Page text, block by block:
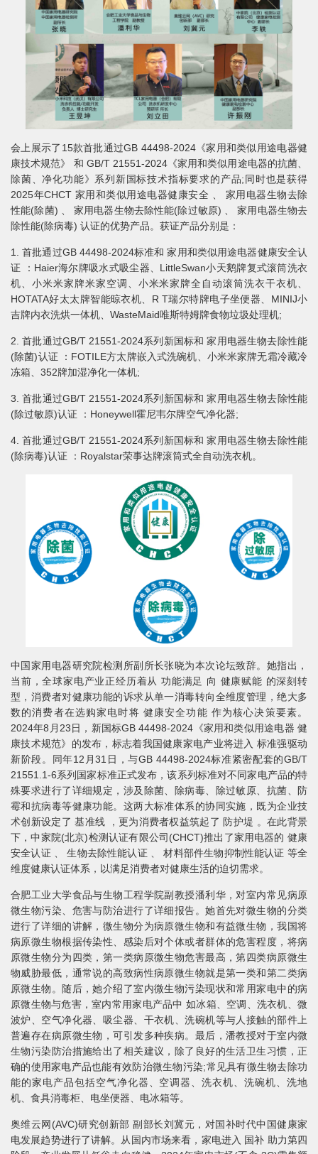
会上展示了15款首批通过GB 44498-2024《家用和类似用途电器健
康技术规范》 和 GB/T 21551-2024《家用和类似用途电器的抗菌、
除菌、净化功能》系列新国标技术指标要求的产品;同时也是获得
2025年CHCT 家用和类似用途电器健康安全 、 家用电器生物去除
性能(除菌) 、 家用电器生物去除性能(除过敏原) 、 家用电器生物去
除性能(除病毒) 认证的优势产品。获证产品分别是：
1. 首批通过GB 44498-2024标准和 家用和类似用途电器健康安全认
证 ：Haier海尔牌吸水式吸尘器、LittleSwan小天鹅牌复式滚筒洗衣
机、小米米家牌米家空调、小米米家牌全自动滚筒洗衣干衣机、
HOTATA好太太牌智能晾衣机、R T瑞尔特牌电子坐便器、MINIJ小
吉牌内衣洗烘一体机、WasteMaid唯斯特姆牌食物垃圾处理机;
2. 首批通过GB/T 21551-2024系列新国标和 家用电器生物去除性能
(除菌)认证 ：FOTILE方太牌嵌入式洗碗机、小米米家牌无霜冷藏冷
冻箱、352牌加湿净化一体机;
3. 首批通过GB/T 21551-2024系列新国标和 家用电器生物去除性能
(除过敏原)认证 ：Honeywell霍尼韦尔牌空气净化器;
4. 首批通过GB/T 21551-2024系列新国标和 家用电器生物去除性能
(除病毒)认证 ：Royalstar荣事达牌滚筒式全自动洗衣机。
中国家用电器研究院检测所副所长张晓为本次论坛致辞。她指出，
当前，全球家电产业正经历着从 功能满足 向 健康赋能 的深刻转
型，消费者对健康功能的诉求从单一消毒转向全维度管理，绝大多
数的消费者在选购家电时将 健康安全功能 作为核心决策要素。
2024年8月23日，新国标GB 44498-2024《家用和类似用途电器 健
康技术规范》的发布，标志着我国健康家电产业将进入 标准强驱动
新阶段。同年12月31日，与GB 44498-2024标准紧密配套的GB/T
21551.1-6系列国家标准正式发布，该系列标准对不同家电产品的特
殊要求进行了详细规定，涉及除菌、除病毒、除过敏原、抗菌、防
霉和抗病毒等健康功能。这两大标准体系的协同实施，既为企业技
术创新设定了 基准线 ，更为消费者权益筑起了 防护堤 。在此背景
下，中家院(北京)检测认证有限公司(CHCT)推出了家用电器的 健康
安全认证 、 生物去除性能认证 、 材料部件生物抑制性能认证 等全
维度健康认证体系，以满足消费者对健康生活的迫切需求。
合肥工业大学食品与生物工程学院副教授潘利华，对室内常见病原
微生物污染、危害与防治进行了详细报告。她首先对微生物的分类
进行了详细的讲解，微生物分为病原微生物和有益微生物，我国将
病原微生物根据传染性、感染后对个体或者群体的危害程度，将病
原微生物分为四类，第一类病原微生物危害最高，第四类病原微生
物威胁最低，通常说的高致病性病原微生物就是第一类和第二类病
原微生物。随后，她介绍了室内微生物污染现状和常用家电中的病
原微生物与危害，室内常用家电产品中 如冰箱、空调、洗衣机、微
波炉、空气净化器、吸尘器、干衣机、洗碗机等与人接触的部件上
普遍存在病原微生物，可引发多种疾病。最后，潘教授对于室内微
生物污染防治措施给出了相关建议，除了良好的生活卫生习惯，正
确的使用家电产品也能有效防治微生物污染;常见具有微生物去除功
能的家电产品包括空气净化器、空调器、洗衣机、洗碗机、洗地
机、食具消毒柜、电坐便器、电冰箱等。
奥维云网(AVC)研究创新部 副部长刘冀元，对国补时代中国健康家
电发展趋势进行了讲解。从国内市场来看，家电进入 国补 助力第四